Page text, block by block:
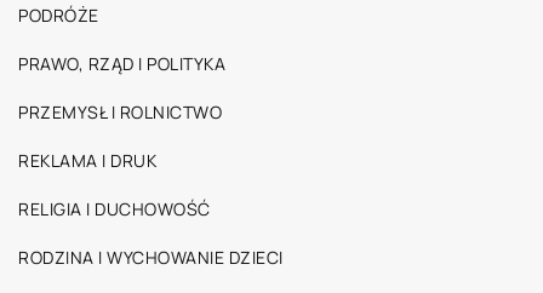
PODRÓŻE
PRAWO, RZĄD I POLITYKA
PRZEMYSŁ I ROLNICTWO
REKLAMA I DRUK
RELIGIA I DUCHOWOŚĆ
RODZINA I WYCHOWANIE DZIECI